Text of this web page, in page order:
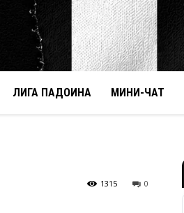
ЛИГА ПАДОИНА МИНИ-ЧАТ
0
1315